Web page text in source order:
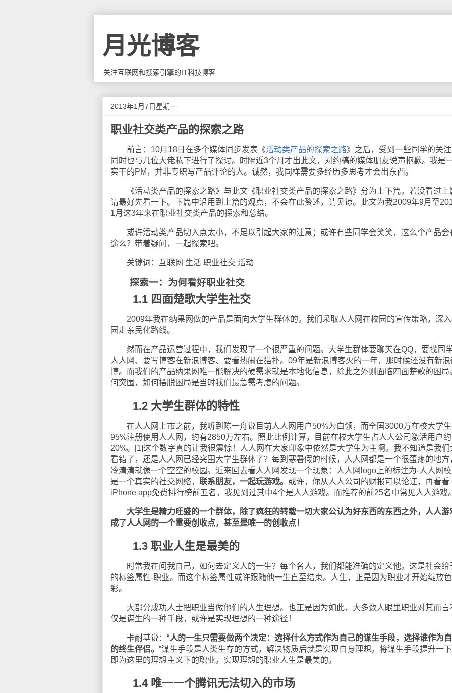
月光博客
关注互联网和搜索引擎的IT科技博客
2013年1月7日星期一
职业社交类产品的探索之路
前言： 10月 18 日在多个媒体同步发表《活动类产品的探索之路》之后，受到一些同学的关注
同时也与几位大佬私下进行了探讨。时隔近3个月才出此文，对约稿的媒体朋友说声抱歉。我是
实干的PM ，并非专职写产品评论的人。诚然，我同样需要多经历多思考才会出东西。
《活动类产品的探索之路》与此文《职业社交类产品的探索之路》分为上下篇。若没看过上
请最好先看一下。下篇中沿用到上篇的观点，不会在此赘述，请见谅。此文为我2009年9月至
1月这3年来在职业社交类产品的探索和总结。
或许活动类产品切入点太小，不足以引起大家的注意；或许有些同学会笑笑，这么个产品会
途么？带着疑问，一起探索吧。
关键词：互联网 生活 职业社交 活动
探索一：为何看好职业社交
1.1 四面楚歌大学生社交
2009年我在纳果网做的产品是面向大学生群体的。我们采取人人网在校园的宣传策略，深
园走亲民化路线。
然而在产品运营过程中，我们发现了一个很严重的问题。大学生群体要聊天在QQ，要找同
人人网、要写博客在新浪博客、要看热闹在猫扑。 09年是新浪博客火的一年，那时候还没有新浪
博。而我们的产品纳果网唯一能解决的硬需求就是本地化信息，除此之外则面临四面楚歌的困局
何突围，如何摆脱困局是当时我们最急需考虑的问题。
1.2 大学生群体的特性
在人人网上市之前，我听到陈一舟说目前人人网用户50%为白领，而全国3000万在校大学
95%注册使用人人网，约有2850万左右。照此比例计算，目前在校大学生占人人公司激活用户约
20%。 [1]这个数字真的让我很震惊！人人网在大家印象中依然是大学生为主啊。我不知道是我们
看错了，还是人人网已经突围大学生群体了？每到寒暑假的时候，人人网都是一个很蛋疼的地方
冷清清就像一个空空的校园。近来回去看人人网发现一个现象：人人网 logo 上的标注为-人人网
是一个真实的社交网络， 联系朋友，一起玩游戏。 或许，你从人人公司的财报可以论证，再看看
iPhone app免费排行榜前五名，我见到过其中4个是人人游戏。而推荐的前25名中常见人人游戏。
大学生是精力旺盛的一个群体，除了疯狂的转载一切大家公认为好东西的东西之外，人人游
成了人人网的一个重要创收点，甚至是唯一的创收点！
1.3 职业人生是最美的
时常我在问我自己，如何去定义人的一生？每个名人，我们都能准确的定义他。这是社会给
的标签属性-职业。而这个标签属性或许跟随他一生直至结束。人生，正是因为职业才开始绽放色
彩。
大部分成功人士把职业当做他们的人生理想。也正是因为如此，大多数人眼里职业对其而言
仅是谋生的一种手段，或许是实现理想的一种途径！
卡耐基说：“人的一生只需要做两个决定：选择什么方式作为自己的谋生手段，选择谁作为
的终生伴侣。 ”谋生手段是人类生存的方式，解决物质后就是实现自身理想。将谋生手段提升一下
即为这里的理想主义下的职业。实现理想的职业人生是最美的。
1.4 唯一一个腾讯无法切入的市场